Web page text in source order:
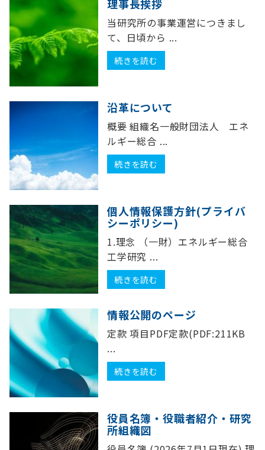
理事長挨拶
当研究所の事業運営につきまし
て、日頃から ...
続きを読む
沿革について
概要 組織名一般財団法人 エネ
ルギー総合 ...
続きを読む
個人情報保護方針(プライバ
シーポリシー)
1.理念 （一財）エネルギー総合
工学研究 ...
続きを読む
情報公開のページ
定款 項目PDF定款(PDF:211KB
...
続きを読む
役員名簿・役職者紹介・研究
所組織図